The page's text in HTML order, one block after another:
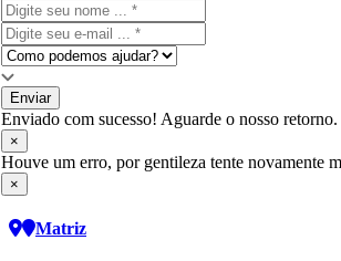
Enviar
Enviado com sucesso! Aguarde o nosso retorno.
×
Houve um erro, por gentileza tente novamente
×
Matriz